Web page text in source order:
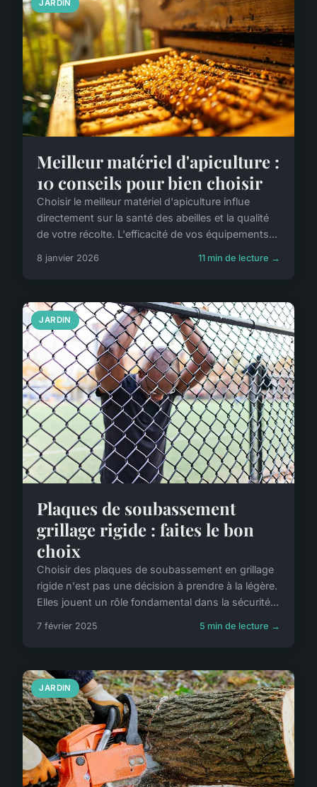
JARDIN
Meilleur matériel d'apiculture :
10 conseils pour bien choisir
Choisir le meilleur matériel d'apiculture influe
directement sur la santé des abeilles et la qualité
de votre récolte. L'efficacité de vos équipements...
8 janvier 2026 11 min de lecture →
JARDIN
Plaques de soubassement
grillage rigide : faites le bon
choix
Choisir des plaques de soubassement en grillage
rigide n'est pas une décision à prendre à la légère.
Elles jouent un rôle fondamental dans la sécurité...
7 février 2025 5 min de lecture →
JARDIN